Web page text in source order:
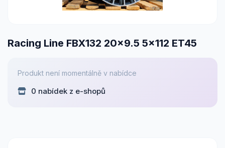
Racing Line FBX132 20x9.5 5x112 ET45
Produkt není momentálně v nabídce
0 nabídek z e-shopů